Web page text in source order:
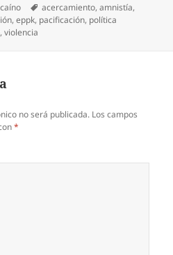
Etiquetas
acercamiento,amnistía,
,eppk, pacificación, política
,violencia
no será publicada. Los campos
*